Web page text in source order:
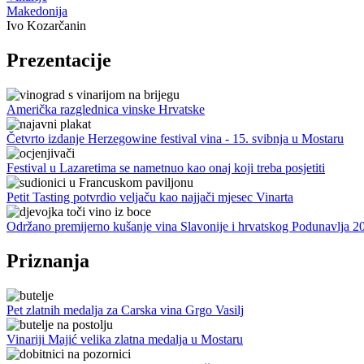
Makedonija
Ivo Kozarčanin
Prezentacije
Američka razglednica vinske Hrvatske
Četvrto izdanje Herzegowine festival vina - 15. svibnja u Mostaru
Festival u Lazaretima se nametnuo kao onaj koji treba posjetiti
Petit Tasting potvrdio veljaču kao najjači mjesec Vinarta
Održano premijerno kušanje vina Slavonije i hrvatskog Podunavlja
Priznanja
Pet zlatnih medalja za Carska vina Grgo Vasilj
Vinariji Majić velika zlatna medalja u Mostaru